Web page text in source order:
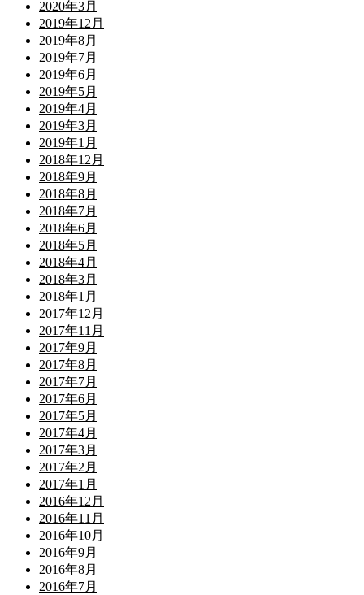
2020年3月
2019年12月
2019年8月
2019年7月
2019年6月
2019年5月
2019年4月
2019年3月
2019年1月
2018年12月
2018年9月
2018年8月
2018年7月
2018年6月
2018年5月
2018年4月
2018年3月
2018年1月
2017年12月
2017年11月
2017年9月
2017年8月
2017年7月
2017年6月
2017年5月
2017年4月
2017年3月
2017年2月
2017年1月
2016年12月
2016年11月
2016年10月
2016年9月
2016年8月
2016年7月